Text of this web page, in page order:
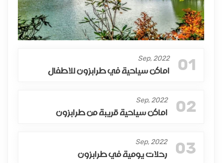
01
Sep, 2022
اماكن سياحية في طرابزون للاطفال
02
Sep, 2022
اماكن سياحية قريبة من طرابزون
03
Sep, 2022
رحلات يومية في طرابزون